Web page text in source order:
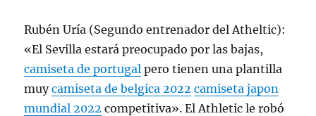
Rubén Uría (Segundo entrenador del Atheltic):
«El Sevilla estará preocupado por las bajas,
camiseta de portugal pero tienen una plantilla
muycamiseta de belgica 2022 camiseta japon
mundial 2022 competitiva». El Athletic le robó